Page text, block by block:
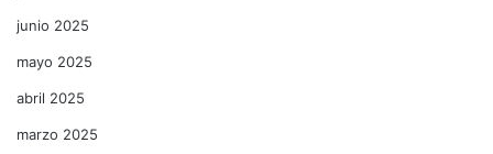
junio 2025
mayo 2025
abril 2025
marzo 2025